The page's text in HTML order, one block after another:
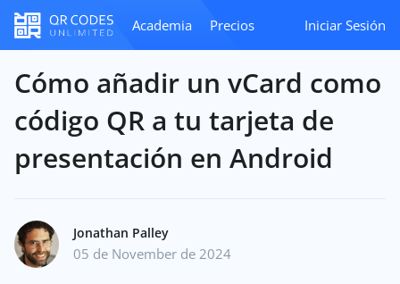
Academia Precios Iniciar Sesión
Cómo añadir un vCard como
código QR a tu tarjeta de
presentación en Android
Jonathan Palley
05 de November de 2024